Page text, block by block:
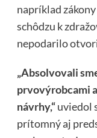
napríklad
schôdzu k
nepodarilo
„Absolvovali
prvovýrobcami
návrhy,“uviedol
prítomný aj